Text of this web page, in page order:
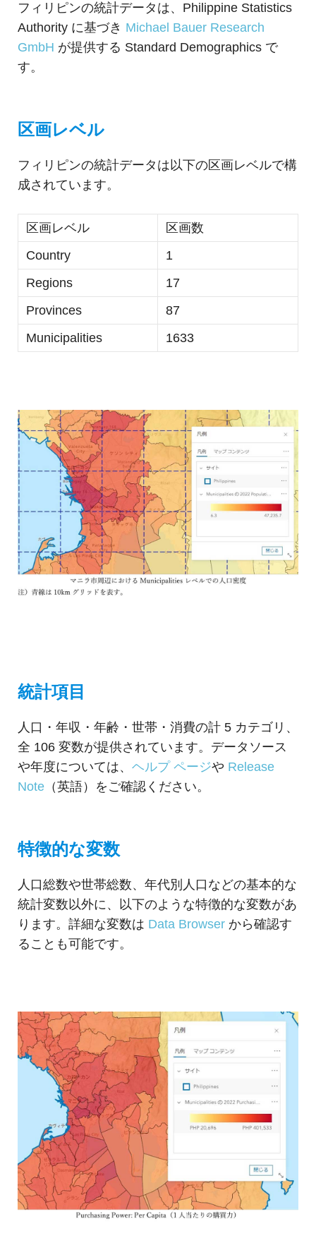
パ
ン
フィリピンの統計データは、Philippine Statistics
Authority に基づき Michael Bauer Research
GmbH が提供する Standard Demographics で
す。
区画レベル
フィリピンの統計データは以下の区画レベルで構
成されています。
区画レベル
区画数
Country
1
Regions
17
Provinces
87
Municipalities
1633
統計項目
人口・年収・年齢・世帯・消費の計 5 カテゴリ、
全 106 変数が提供されています。データソース
や年度については、 ヘルプ ページや Release
Note （英語）をご確認ください。
特徴的な変数
人口総数や世帯総数、年代別人口などの基本的な
統計変数以外に、以下のような特徴的な変数があ
ります。詳細な変数は Data Browser から確認す
ることも可能です。